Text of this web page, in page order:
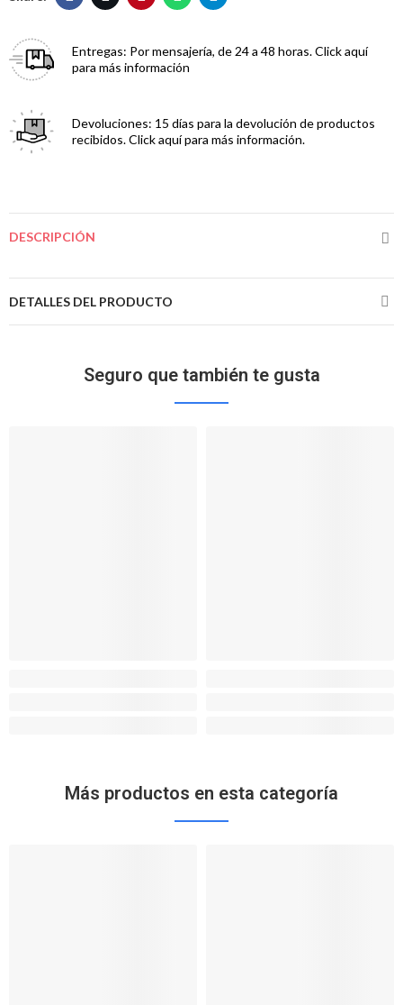
Entregas: Por mensajería, de 24 a 48 horas. Click aquí
para más información
Devoluciones: 15 días para la devolución de productos
recibidos. Click aquí para más información.
DESCRIPCIÓN
DETALLES DEL PRODUCTO
Seguro que también te gusta
Más productos en esta categoría